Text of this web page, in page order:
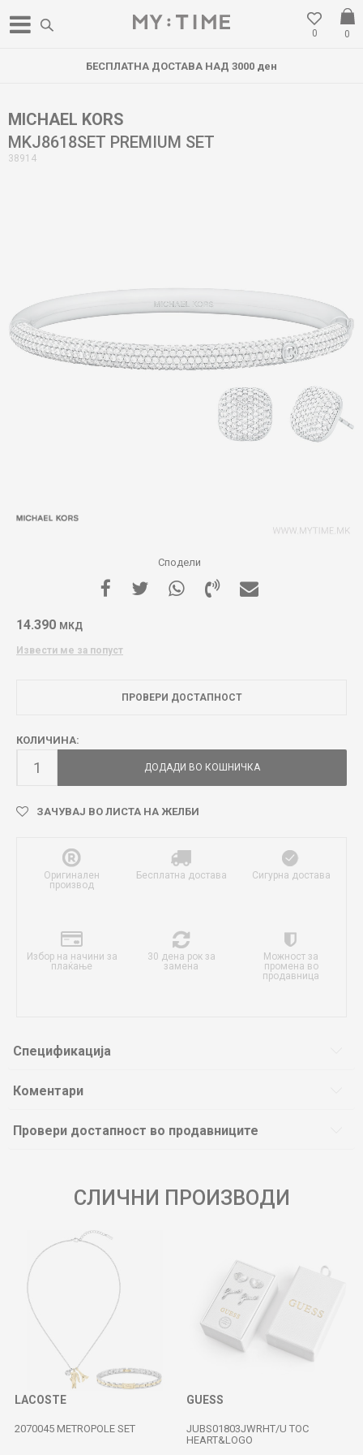
0
0
БЕСПЛАТНА ДОСТАВА НАД 3000 ден
MICHAEL KORS
MKJ8618SET PREMIUM SET
38914
Сподели
14.390 МКД
Извести ме за попуст
ПРОВЕРИ ДОСТАПНОСТ
КОЛИЧИНА:
ДОДАДИ ВО КОШНИЧКА
ЗАЧУВАЈ ВО ЛИСТА НА ЖЕЛБИ
Оригинален
производ
Бесплатна достава Сигурна достава
Избор на начини за
плаќање
30 дена рок за
замена
Можност за
промена во
продавница
Спецификација
Коментари
Провери достапност во продавниците
СЛИЧНИ ПРОИЗВОДИ
LACOSTE
2070045 METROPOLE SET
GUESS
JUBS01803JWRHT/U TOC
HEART&LOGO